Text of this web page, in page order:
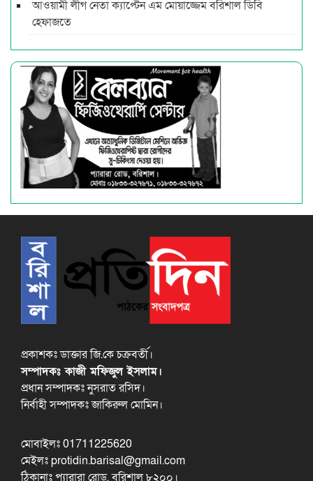
আওয়ামী লীগ নেতা ক্যাপ্টেন এম মোয়াজ্জেম বরিশাল ডিবি
হেফাজতে
প্রকাশকঃ ডাক্তার জি.কে চক্রবর্তী।
সম্পাদকঃ কাজী মফিজুল ইসলাম।
প্রধান সম্পাদকঃ নুসরাত রসিদ।
নির্বাহী সম্পাদকঃ জাকিরুল মোমিন।
মোবাইলঃ 01711225620
মেইলঃ protidin.barisal@gmail.com
ঠিকানাঃ প্যারারা রোড, বরিশাল ৮২০০।